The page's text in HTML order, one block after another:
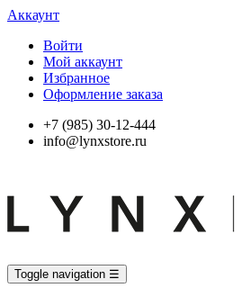
Аккаунт
Войти
Мой аккаунт
Избранное
Оформление заказа
+7 (985) 30-12-444
info@lynxstore.ru
Toggle navigation ☰